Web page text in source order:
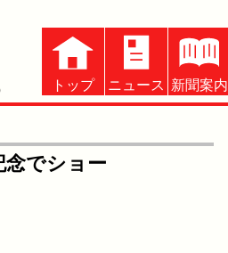
トップ ニュース 新聞案内
でショー